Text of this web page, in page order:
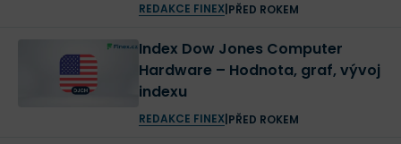
REDAKCE FINEX| PŘED ROKEM
Index Dow Jones Computer
Hardware – Hodnota, graf, vývoj
indexu
REDAKCE FINEX| PŘED ROKEM